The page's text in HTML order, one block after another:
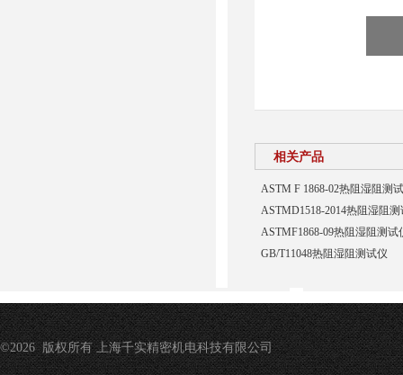
相关产品
ASTM F 1868-02热阻湿阻测
ASTMD1518-2014热阻湿阻测
ASTMF1868-09热阻湿阻测试
GB/T11048热阻湿阻测试仪
©2026 版权所有 上海千实精密机电科技有限公司